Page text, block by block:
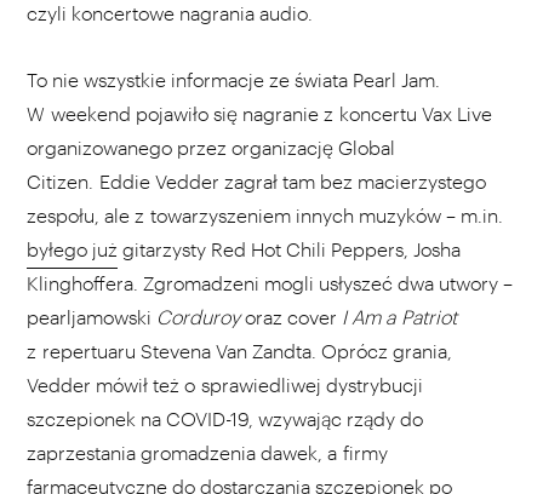
czyli koncertowe nagrania audio.
To nie wszystkie informacje ze świata Pearl Jam.
W weekend pojawiło się nagranie z koncertu Vax Live
organizowanego przez organizację Global
Citizen. Eddie Vedder zagrał tam bez macierzystego
zespołu, ale z towarzyszeniem innych muzyków – m.in.
byłego już gitarzysty Red Hot Chili Peppers, Josha
Klinghoffera. Zgromadzeni mogli usłyszeć dwa utwory –
pearljamowski Corduroyoraz cover I Am a Patriot
z repertuaru Stevena Van Zandta. Oprócz grania,
Vedder mówił też o sprawiedliwej dystrybucji
szczepionek na COVID-19, wzywając rządy do
zaprzestania gromadzenia dawek, a firmy
farmaceutyczne do dostarczania szczepionek po